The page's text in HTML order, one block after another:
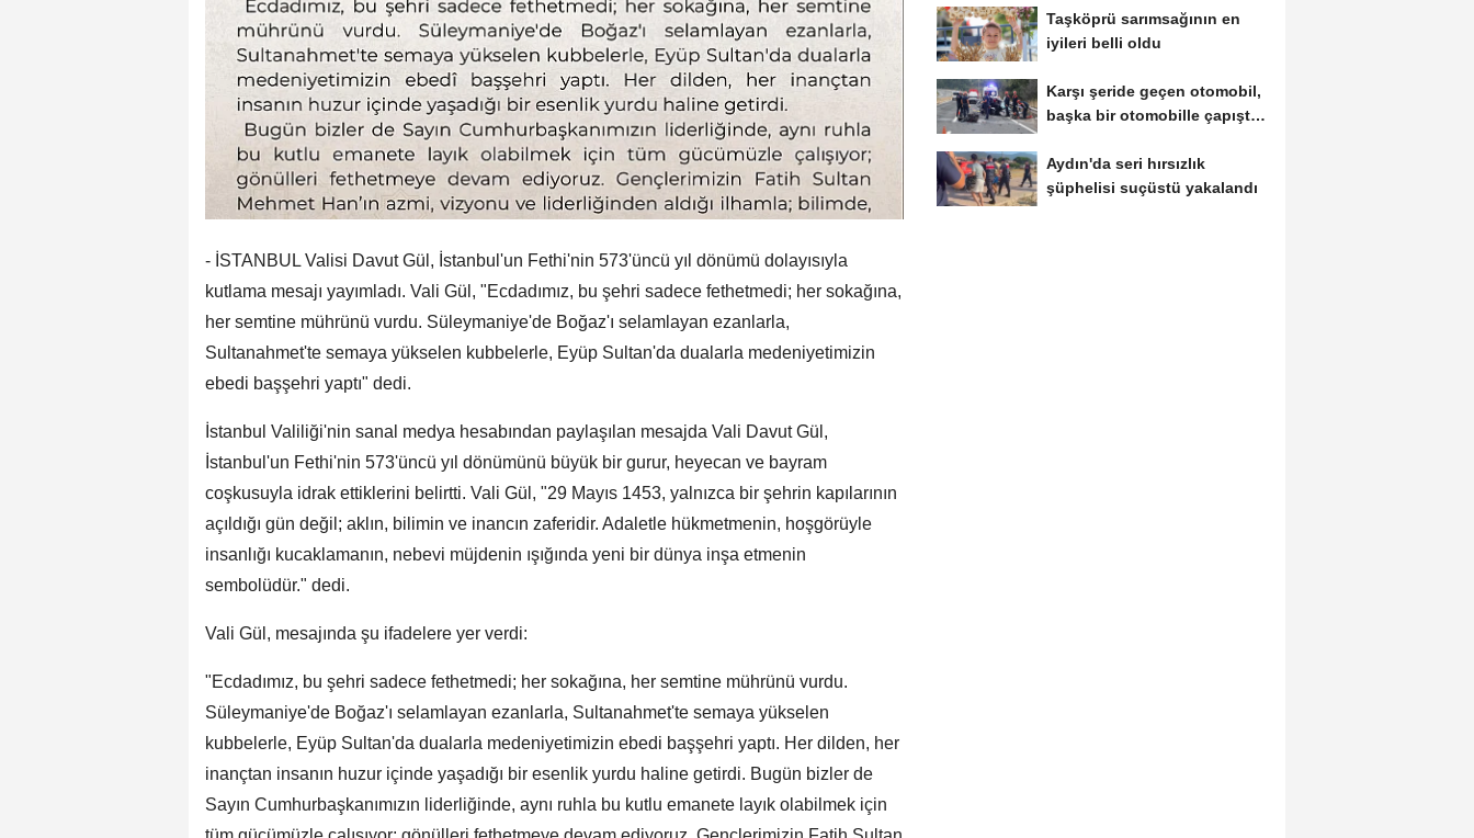
- İSTANBUL Valisi Davut Gül, İstanbul'un Fethi'nin 573'üncü yıl dönümü dolayısıyla
kutlama mesajı yayımladı. Vali Gül, "Ecdadımız, bu şehri sadece fethetmedi; her sokağına,
her semtine mührünü vurdu. Süleymaniye'de Boğaz'ı selamlayan ezanlarla,
Sultanahmet'te semaya yükselen kubbelerle, Eyüp Sultan'da dualarla medeniyetimizin
ebedi başşehri yaptı" dedi.
İstanbul Valiliği'nin sanal medya hesabından paylaşılan mesajda Vali Davut Gül,
İstanbul'un Fethi'nin 573'üncü yıl dönümünü büyük bir gurur, heyecan ve bayram
coşkusuyla idrak ettiklerini belirtti. Vali Gül, "29 Mayıs 1453, yalnızca bir şehrin kapılarının
açıldığı gün değil; aklın, bilimin ve inancın zaferidir. Adaletle hükmetmenin, hoşgörüyle
insanlığı kucaklamanın, nebevi müjdenin ışığında yeni bir dünya inşa etmenin
sembolüdür." dedi.
Vali Gül, mesajında şu ifadelere yer verdi:
"Ecdadımız, bu şehri sadece fethetmedi; her sokağına, her semtine mührünü vurdu.
Süleymaniye'de Boğaz'ı selamlayan ezanlarla, Sultanahmet'te semaya yükselen
kubbelerle, Eyüp Sultan'da dualarla medeniyetimizin ebedi başşehri yaptı. Her dilden, her
inançtan insanın huzur içinde yaşadığı bir esenlik yurdu haline getirdi. Bugün bizler de
Sayın Cumhurbaşkanımızın liderliğinde, aynı ruhla bu kutlu emanete layık olabilmek için
Taşköprü sarımsağının en
iyileri belli oldu
Karşı şeride geçen otomobil,
başka bir otomobille çapıştı:
Aydın'da seri hırsızlık
şüphelisi suçüstü yakalandı